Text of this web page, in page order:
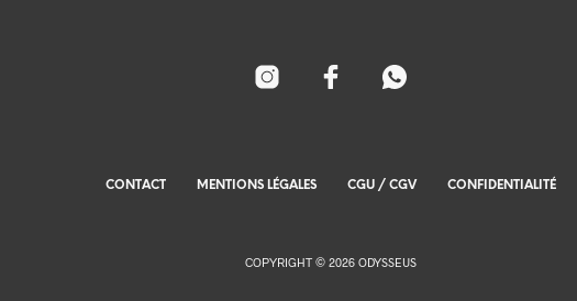
CONTACT MENTIONS LÉGALES CGU / CGV CONFIDENTIALITÉ
COPYRIGHT © 2026 ODYSSEUS